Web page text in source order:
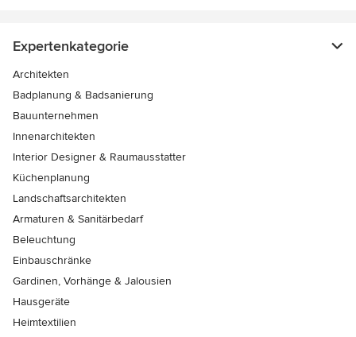
Expertenkategorie
Architekten
Badplanung & Badsanierung
Bauunternehmen
Innenarchitekten
Interior Designer & Raumausstatter
Küchenplanung
Landschaftsarchitekten
Armaturen & Sanitärbedarf
Beleuchtung
Einbauschränke
Gardinen, Vorhänge & Jalousien
Hausgeräte
Heimtextilien